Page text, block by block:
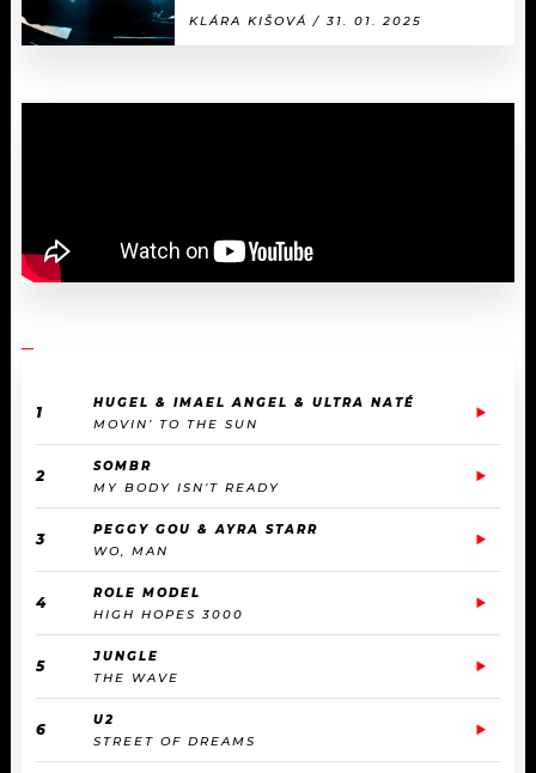
KLÁRA KIŠOVÁ / 31. 01. 2025
1
HUGEL & IMAEL ANGEL & ULTRA NATÉ
MOVIN’ TO THE SUN
2
SOMBR
MY BODY ISN’T READY
3
PEGGY GOU & AYRA STARR
WO, MAN
4
ROLE MODEL
HIGH HOPES 3000
5
JUNGLE
THE WAVE
6
U2
STREET OF DREAMS